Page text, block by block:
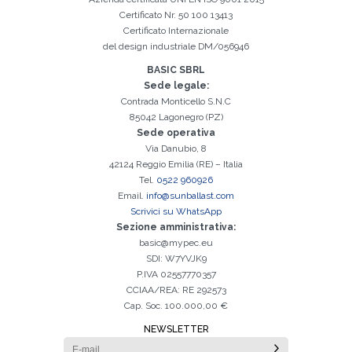
Certificato Nr. 50 100 13413
Certificato Internazionale
del design industriale DM/056946
BASIC SBRL
Sede legale:
Contrada Monticello S.N.C
85042 Lagonegro (PZ)
Sede operativa
Via Danubio, 8
42124 Reggio Emilia (RE) – Italia
Tel. 0522 960926
Email. info@sunballast.com
Scrivici su WhatsApp
Sezione amministrativa:
basic@mypec.eu
SDI: W7YVJK9
P.IVA 02557770357
CCIAA/REA: RE 292573
Cap. Soc. 100.000,00 €
NEWSLETTER